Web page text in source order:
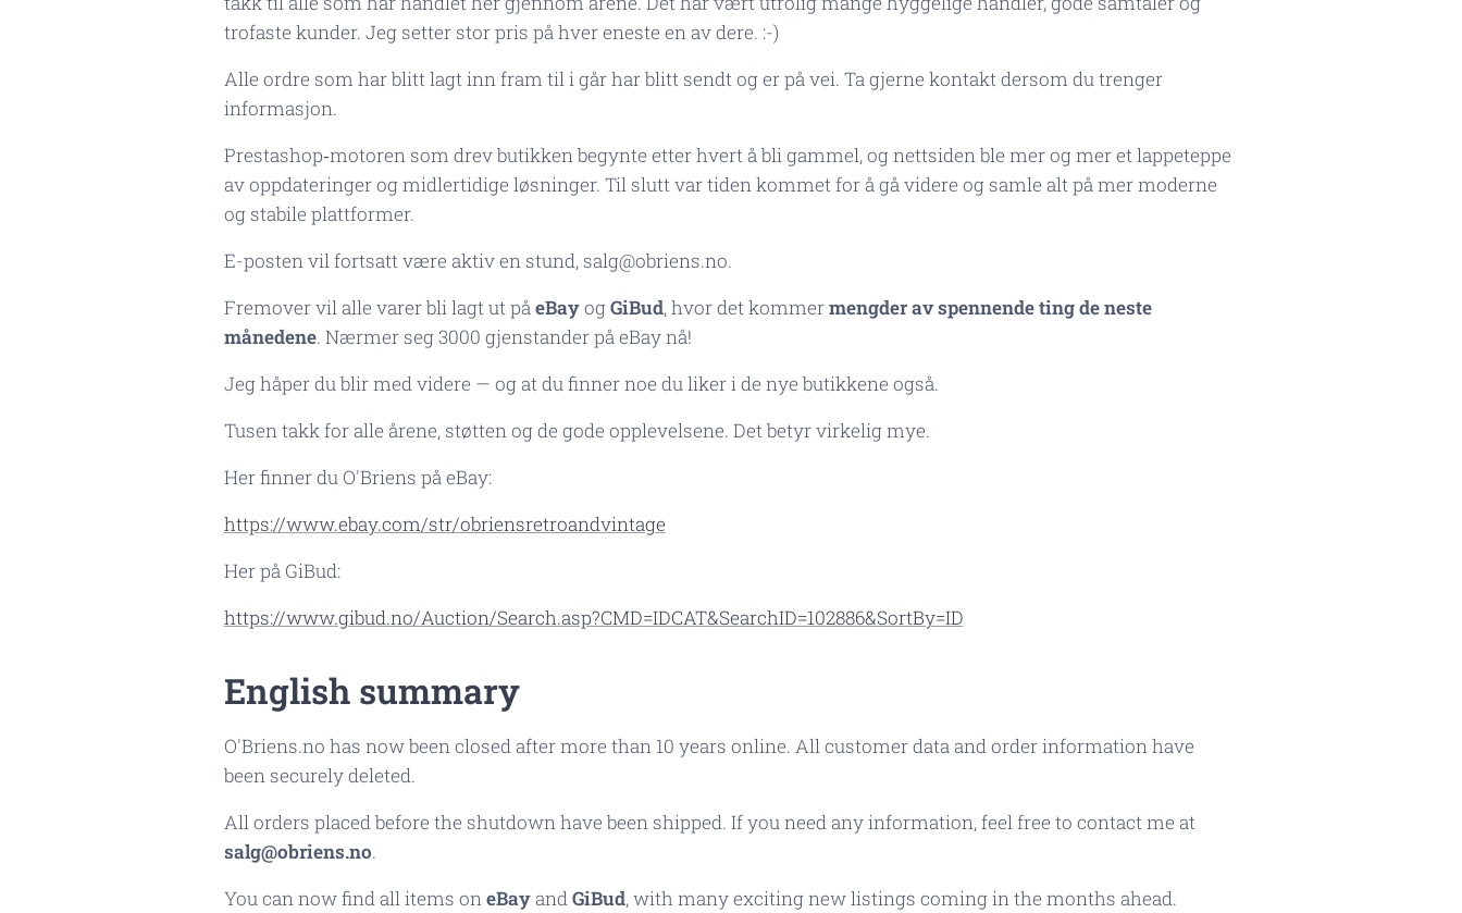
trofaste kunder. Jeg setter stor pris på hver eneste en av dere. :-)
Alle ordre som har blitt lagt inn fram til i går har blitt sendt og er på vei. Ta gjerne kontakt dersom du trenger
informasjon.
Prestashop‑motoren som drev butikken begynte etter hvert å bli gammel, og nettsiden ble mer og mer et lappeteppe
av oppdateringer og midlertidige løsninger. Til slutt var tiden kommet for å gå videre og samle alt på mer moderne
og stabile plattformer.
E-posten vil fortsatt være aktiv en stund, salg@obriens.no.
Fremover vil alle varer bli lagt ut påeBayogGiBud, hvor det kommermengder av spennende ting de neste
månedene. Nærmer seg 3000 gjenstander på eBay nå!
Jeg håper du blir med videre — og at du finner noe du liker i de nye butikkene også.
Tusen takk for alle årene, støtten og de gode opplevelsene. Det betyr virkelig mye.
Her finner du O'Briens på eBay:
https://www.ebay.com/str/obriensretroandvintage
Her på GiBud:
https://www.gibud.no/Auction/Search.asp?CMD=IDCAT&SearchID=102886&SortBy=ID
English summary
O'Briens.no has now been closed after more than 10 years online. All customer data and order information have
been securely deleted.
All orders placed before the shutdown have been shipped. If you need any information, feel free to contact me at
salg@obriens.no.
You can now find all items oneBayandGiBud, with many exciting new listings coming in the months ahead.